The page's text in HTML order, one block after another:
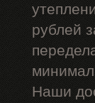
рублей
Наши